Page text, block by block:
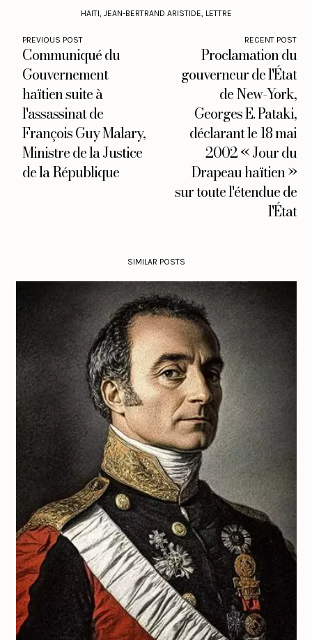
HAITI, JEAN-BERTRAND ARISTIDE, LETTRE
PREVIOUS POST
Communiqué du
Gouvernement
haïtien suite à
l'assassinat de
François Guy Malary,
Ministre de la Justice
de la République
RECENT POST
Proclamation du
gouverneur de l'État
de New-York,
Georges E. Pataki,
déclarant le 18 mai
2002 « Jour du
Drapeau haïtien »
sur toute l'étendue de
l'État
SIMILAR POSTS